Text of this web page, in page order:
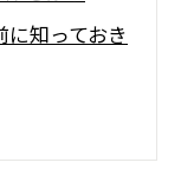
に知っておき
する部品と